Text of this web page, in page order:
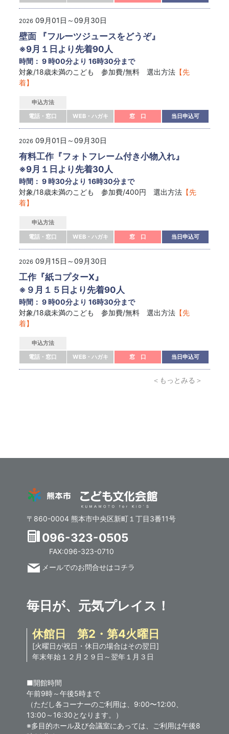
2026 09月01日～09月30日
壁面 『フルーツジュースをどうぞ』
※9月１日より先着90人
時間： 9 時00分より 16時30分まで
対象/18歳未満のこども 参加費/無料 選出方法 【先
着】
申込方法
電話・窓口
WEB・ハガキ 窓 口 当日申込可
2026 09月01日～09月30日
有料工作『フォトフレーム付き小物入れ』
※9月１日より先着30人
時間： 9 時30分より 16時30分まで
対象/18歳未満のこども 参加費/400円 選出方法 【先
着】
申込方法
電話・窓口
WEB・ハガキ 窓 口 当日申込可
2026 09月15日～09月30日
工作『紙コプターX』
※９月１５日より先着90人
時間： 9 時00分より 16時30分まで
対象/18歳未満のこども 参加費/無料 選出方法 【先
着】
申込方法
電話・窓口
WEB・ハガキ 窓 口 当日申込可
＜もっとみる＞
〒860-0004 熊本市中央区新町１丁目3番11号
096-323-0505
FAX:096-323-0710
メールでのお問合せはコチラ
毎日が、元気プレイス！
休館日 第2・第4火曜日
[火曜日が祝日・休日の場合はその翌日]
年末年始１２月２９日～翌年１月３日
■開館時間
午前9時～午後5時まで
（ただし各コーナーのご利用は、9:00〜12:00、
13:00～16:30となります。）
※多目的ホール及び会議室にあっては、ご利用は午後8